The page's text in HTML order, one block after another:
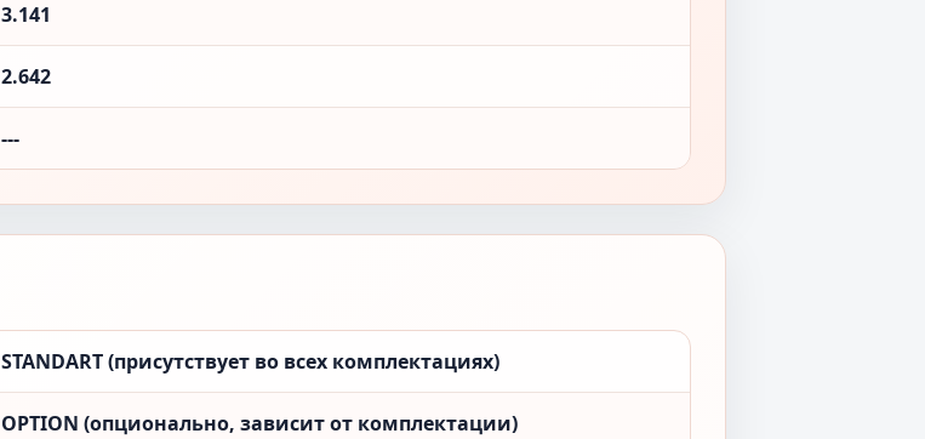
3.141
2.642
---
STANDART (присутствует во всех комплектациях)
OPTION (опционально, зависит от комплектации)